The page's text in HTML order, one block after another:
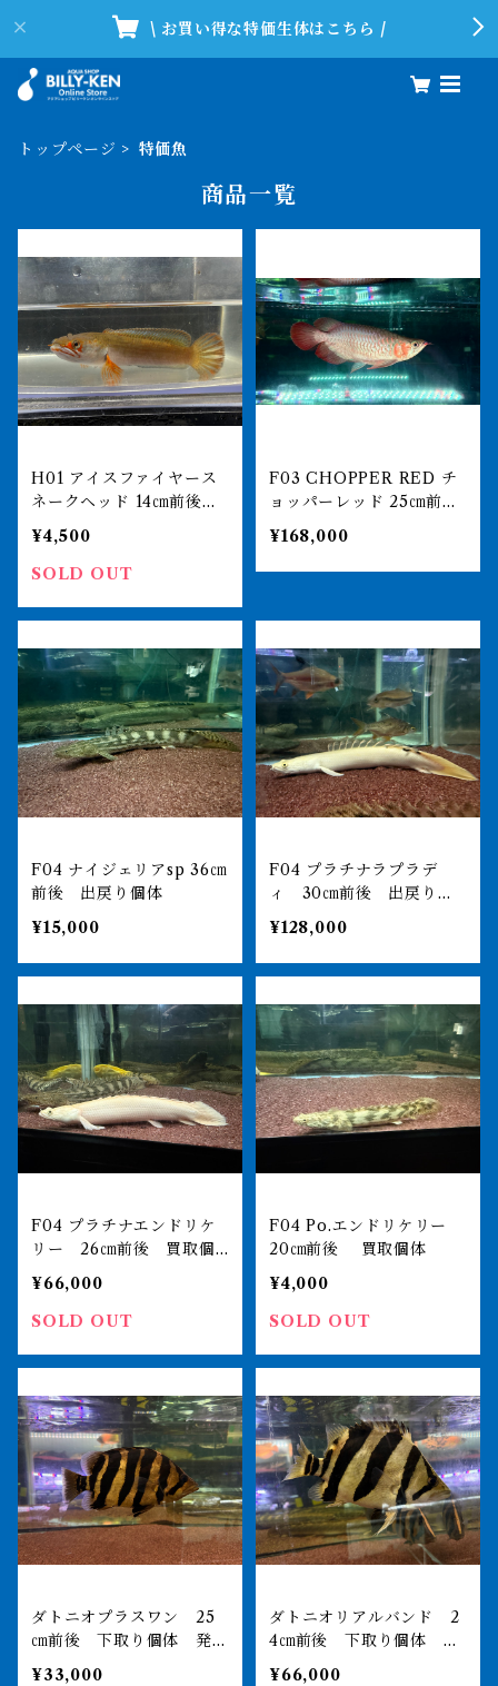
\ お買い得な特価生体はこちら /
トップページ 特価魚
商品一覧
H01 アイスファイヤース
ネークヘッド 14㎝前後
買取個体
¥4,500
SOLD OUT
F03 CHOPPER RED チ
ョッパーレッド 25㎝前
後 BILLY-KENオリジナ
ル アジアアロワナ 紅龍
ショート 250-007141
¥168,000
F04 ナイジェリアsp 36㎝
前後 出戻り個体
¥15,000
F04 プラチナラプラデ
ィ 30㎝前後 出戻り個
体
¥128,000
F04 プラチナエンドリケ
リー 26㎝前後 買取個
体
¥66,000
SOLD OUT
F04 Po.エンドリケリー
20㎝前後 買取個体
¥4,000
SOLD OUT
ダトニオプラスワン 25
㎝前後 下取り個体 発色
良好 おとひめ食べます
¥33,000
ダトニオリアルバンド 2
4㎝前後 下取り個体 発
色良好 おとひめ食べます
¥66,000